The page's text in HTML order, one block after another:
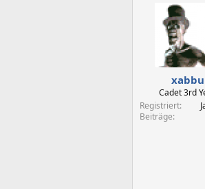
l
l
t
a
m
xabbu
Cadet 3rd
Registriert
Beiträge